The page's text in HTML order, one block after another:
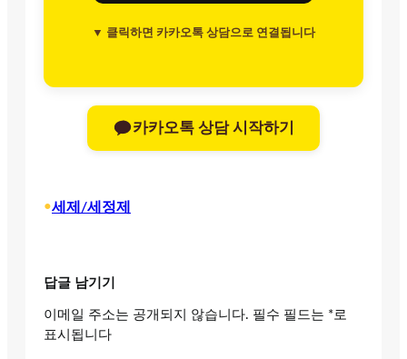
▼ 클릭하면 카카오톡 상담으로 연결됩니다
카카오톡 상담 시작하기
•세제/세정제
답글 남기기
이메일 주소는 공개되지 않습니다. 필수 필드는 *로
표시됩니다